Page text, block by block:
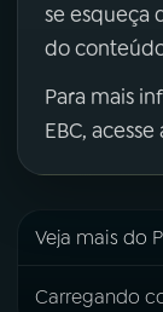
se esqueça
do
Para mais
EBC,
Veja mais do
Carregando